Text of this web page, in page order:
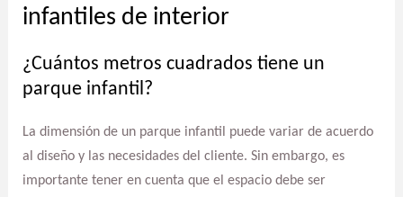
infantiles de interior
¿Cuántos metros cuadrados tiene un
parque infantil?
La dimensión de un parque infantil puede variar de acuerdo
al diseño y las necesidades del cliente. Sin embargo, es
importante tener en cuenta que el espacio debe ser